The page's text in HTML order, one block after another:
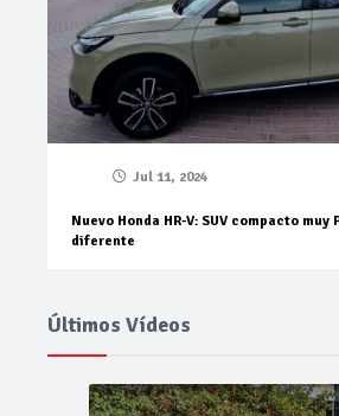
Jul 11, 2024
Nuevo Honda HR-V: SUV compacto muy
diferente
Últimos Vídeos